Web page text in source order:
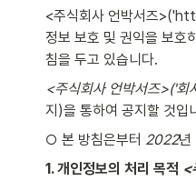
<주식회사 언박서즈
정보 보호 및 권익을 보호
침을 두고 있습니다.
<주식회사 언박서즈>('회
지)을 통하여 공지할 것입
○ 본 방침은부터 2022년
1. 개인정보의 처리 목적 <